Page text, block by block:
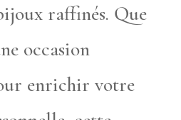
raffinés. Que
occasion
enrichir votre